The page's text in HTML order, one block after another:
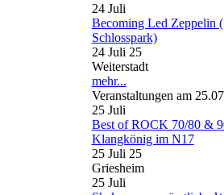
24 Juli
Becoming Led Zeppelin
Schlosspark)
24 Juli 25
Weiterstadt
mehr...
Veranstaltungen am
25 Juli
Best of ROCK 70/80 &
Klangkönig im N17
25 Juli 25
Griesheim
25 Juli